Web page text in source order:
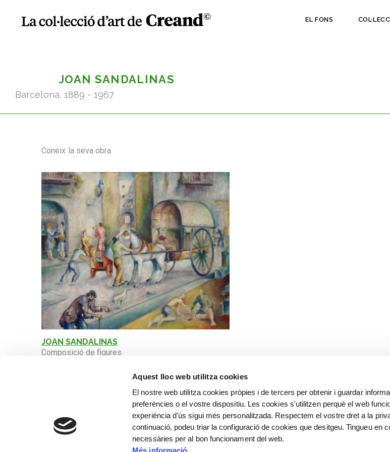
Aquest lloc web utilitza cookies
El nostre web utilitza cookies pròpies i de tercers per obtenir i guardar
preferències o el vostre dispositiu. Les cookies s'utilitzen perquè el web
experiència d'ús sigui més personalitzada. Respectem el vostre dret a la
continuació, podeu triar la configuració de cookies que desitgeu. Tingueu en
necessàries per al bon funcionament del web.
EL FONS
JOAN SANDALINAS
Barcelona, 1889 - 1967
Coneix la seva obra
JOAN SANDALINAS
Composició de figures